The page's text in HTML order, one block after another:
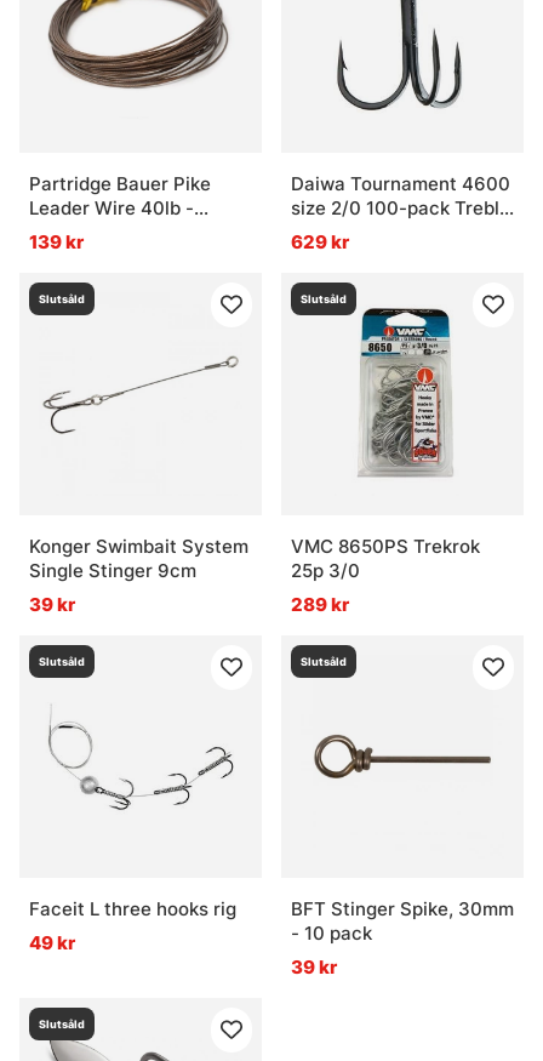
Partridge Bauer Pike
Leader Wire 40lb -
Brown
139 kr
Daiwa Tournament 4600
size 2/0 100-pack Treble
Hooks
629 kr
Slutsåld
Konger Swimbait System
Single Stinger 9cm
39 kr
Slutsåld
VMC 8650PS Trekrok
25p 3/0
289 kr
Slutsåld
Faceit L three hooks rig
49 kr
Slutsåld
BFT Stinger Spike, 30mm
- 10 pack
39 kr
Slutsåld